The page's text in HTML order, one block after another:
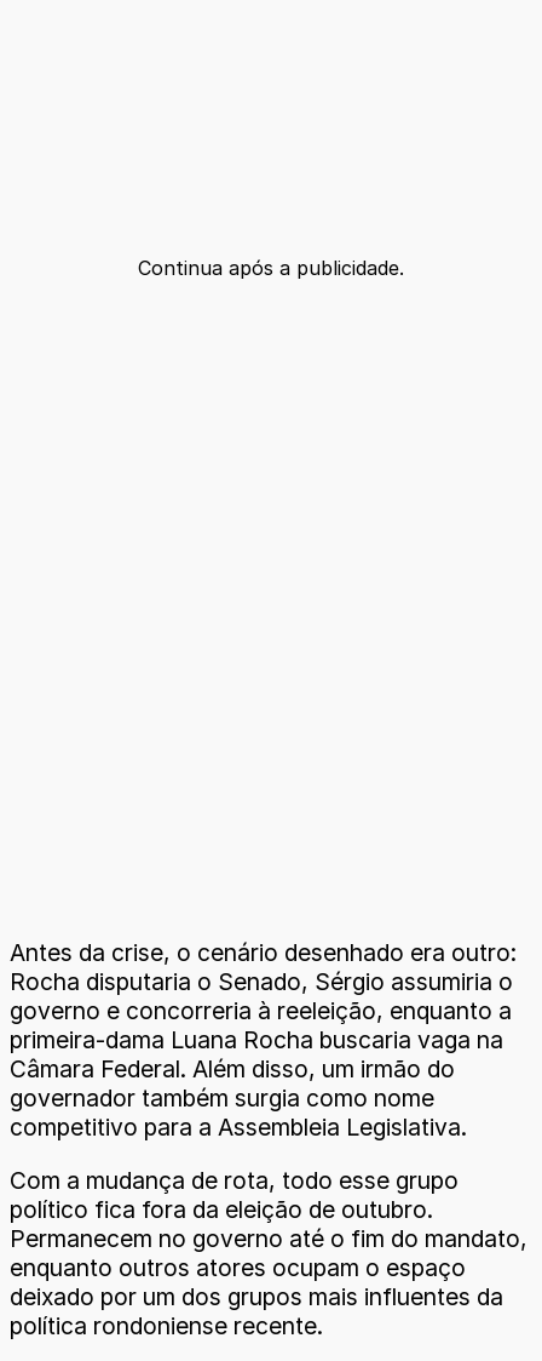
Continua após a publicidade.
Antes da crise, o cenário desenhado era outro:
Rocha disputaria o Senado, Sérgio assumiria o
governo e concorreria à reeleição, enquanto a
primeira-dama Luana Rocha buscaria vaga na
Câmara Federal. Além disso, um irmão do
governador também surgia como nome
competitivo para a Assembleia Legislativa.
Com a mudança de rota, todo esse grupo
político fica fora da eleição de outubro.
Permanecem no governo até o fim do mandato,
enquanto outros atores ocupam o espaço
deixado por um dos grupos mais influentes da
política rondoniense recente.